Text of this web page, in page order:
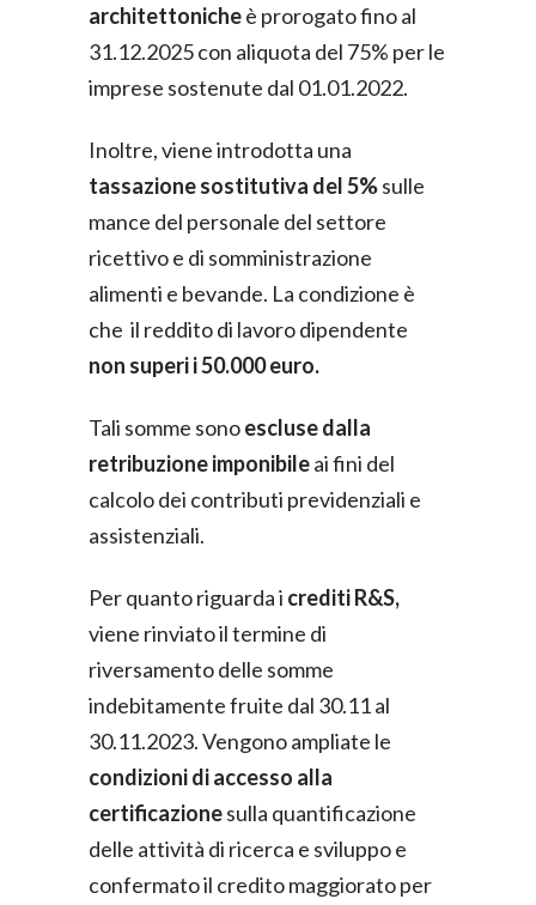
architettonicheè prorogato fino al
31.12.2025 con aliquota del 75% per le
imprese sostenute dal 01.01.2022.
Inoltre, viene introdotta una
tassazione sostitutiva del 5%sulle
mance del personale del settore
ricettivo e di somministrazione
alimenti e bevande. La condizione è
che il reddito di lavoro dipendente
non superi i 50.000 euro.
Tali somme sonoescluse dalla
retribuzione imponibileai fini del
calcolo dei contributi previdenziali e
assistenziali.
Per quanto riguarda i crediti R&S,
viene rinviato il termine di
riversamento delle somme
indebitamente fruite dal 30.11 al
30.11.2023. Vengono ampliate le
condizioni di accesso alla
certificazionesulla quantificazione
delle attività di ricerca e sviluppo e
confermato il credito maggiorato per